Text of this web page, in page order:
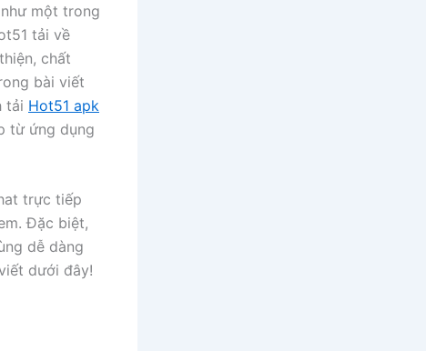
một trong
tải về
chất
bài viết
tải Hot51 apk
từ ứng dụng
trực tiếp
Đặc biệt,
dễ dàng
dưới đây!